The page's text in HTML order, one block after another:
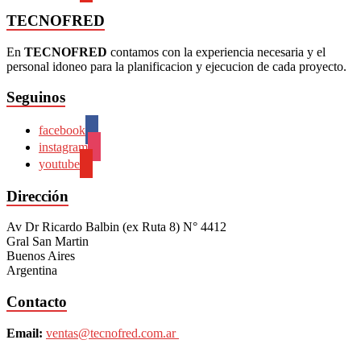
TECNOFRED
En TECNOFRED contamos con la experiencia necesaria y el
personal idoneo para la planificacion y ejecucion de cada proyecto.
Seguinos
facebook
instagram
youtube
Dirección
Av Dr Ricardo Balbin (ex Ruta 8) N° 4412
Gral San Martin
Buenos Aires
Argentina
Contacto
Email: ventas@tecnofred.com.ar